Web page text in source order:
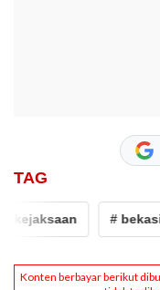
TAG
kejaksaan # bekasi